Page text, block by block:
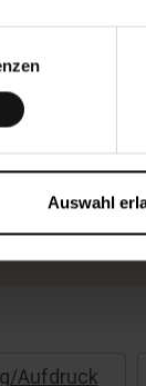
Auswahl
Aufdruck